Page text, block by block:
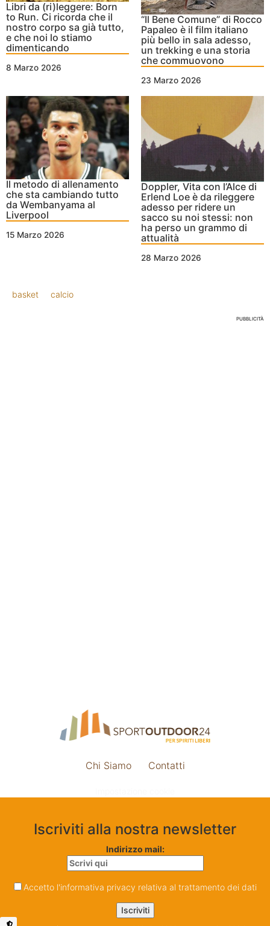
Libri da (ri)leggere: Born
to Run. Ci ricorda che il
nostro corpo sa già tutto,
e che noi lo stiamo
dimenticando
8 Marzo 2026
“Il Bene Comune” di Rocco
Papaleo è il film italiano
più bello in sala adesso,
un trekking e una storia
che commuovono
23 Marzo 2026
Il metodo di allenamento
che sta cambiando tutto
da Wembanyama al
Liverpool
15 Marzo 2026
Doppler, Vita con l’Alce di
Erlend Loe è da rileggere
adesso per ridere un
sacco su noi stessi: non
ha perso un grammo di
attualità
28 Marzo 2026
basket calcio
PUBBLICITÀ
Chi Siamo Contatti
Iscriviti alla nostra newsletter
Indirizzo mail:
Accetto l'informativa privacy relativa al trattamento dei dati